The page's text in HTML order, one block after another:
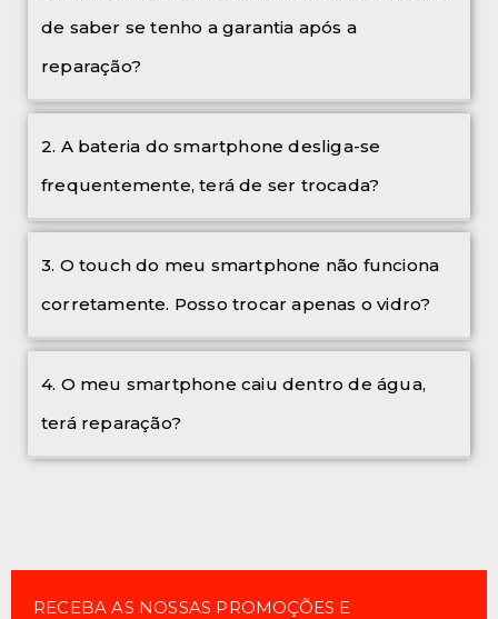
de saber se tenho a garantia após a
reparação?
2. A bateria do smartphone desliga-se
frequentemente, terá de ser trocada?
3. O touch do meu smartphone não funciona
corretamente. Posso trocar apenas o vidro?
4. O meu smartphone caiu dentro de água,
terá reparação?
RECEBA AS NOSSAS PROMOÇÕES E